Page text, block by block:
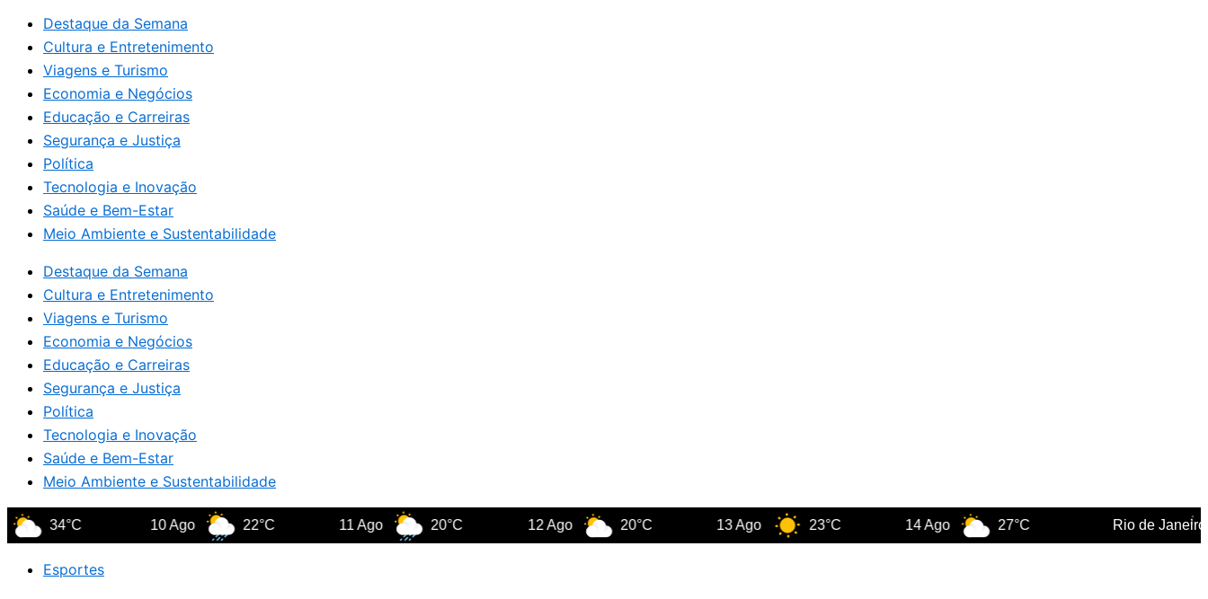
Destaque da Semana
Cultura e Entretenimento
Viagens e Turismo
Economia e Negócios
Educação e Carreiras
Segurança e Justiça
Política
Tecnologia e Inovação
Saúde e Bem-Estar
Meio Ambiente e Sustentabilidade
Destaque da Semana
Cultura e Entretenimento
Viagens e Turismo
Economia e Negócios
Educação e Carreiras
Segurança e Justiça
Política
Tecnologia e Inovação
Saúde e Bem-Estar
Meio Ambiente e Sustentabilidade
34°C 22°C 20°C 20°C 23°C 27°C Rio de Janeiro
Esportes